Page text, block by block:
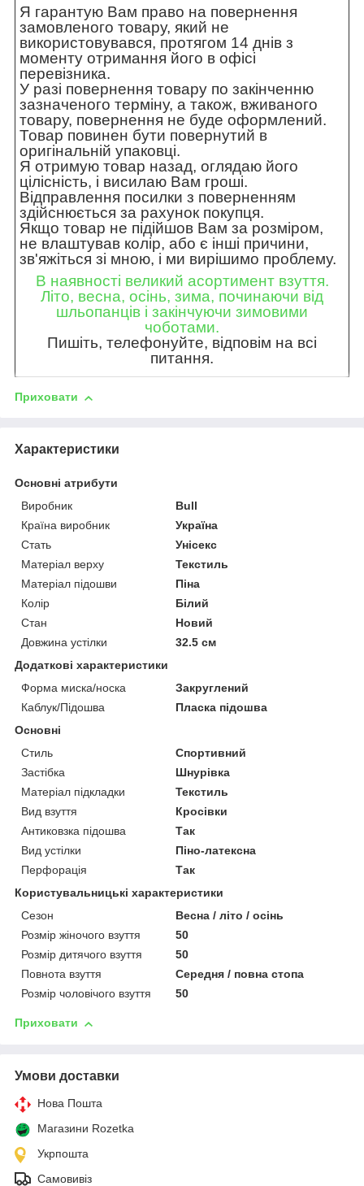
Я гарантую Вам право на повернення
замовленого товару, який не
використовувався, протягом 14 днів з
моменту отримання його в офісі
перевізника.
У разі повернення товару по закінченню
зазначеного терміну, а також, вживаного
товару, повернення не буде оформлений.
Товар повинен бути повернутий в
оригінальній упаковці.
Я отримую товар назад, оглядаю його
цілісність, і висилаю Вам гроші.
Відправлення посилки з поверненням
здійснюється за рахунок покупця.
Якщо товар не підійшов Вам за розміром,
не влаштував колір, або є інші причини,
зв'яжіться зі мною, і ми вирішимо проблему.
В наявності великий асортимент взуття.
Літо, весна, осінь, зима, починаючи від
шльопанців і закінчуючи зимовими
чоботами.
Пишіть, телефонуйте, відповім на всі
питання.
Приховати
Характеристики
Основні атрибути
Виробник
Bull
Країна виробник
Україна
Стать
Унісекс
Матеріал верху
Текстиль
Матеріал підошви
Піна
Колір
Білий
Стан
Новий
Довжина устілки
32.5 см
Додаткові характеристики
Форма миска/носка
Закруглений
Каблук/Підошва
Пласка підошва
Основні
Стиль
Спортивний
Застібка
Шнурівка
Матеріал підкладки
Текстиль
Вид взуття
Кросівки
Антиковзка підошва
Так
Вид устілки
Піно-латексна
Перфорація
Так
Користувальницькі характеристики
Сезон
Весна / літо / осінь
Розмір жіночого взуття
50
Розмір дитячого взуття
50
Повнота взуття
Середня / повна стопа
Розмір чоловічого взуття
50
Приховати
Умови доставки
Нова Пошта
Магазини Rozetka
Укрпошта
Самовивіз